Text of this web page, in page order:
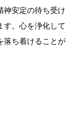
神安定の待ち受け
す。心を浄化して
落ち着けることが